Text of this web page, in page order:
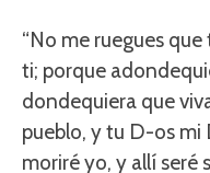
“No me ruegues
ti; porque
dondequiera que
pueblo, y tu D-os mi
moriré yo, y allí seré